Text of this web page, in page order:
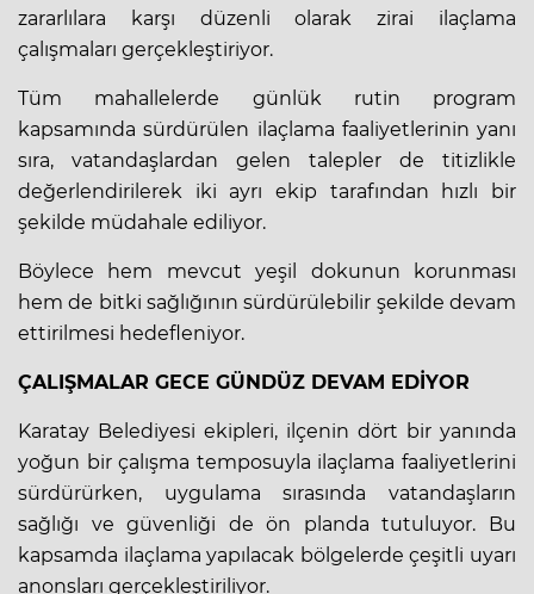
zararlılara karşı düzenli olarak zirai ilaçlama
çalışmaları gerçekleştiriyor.
Tüm mahallelerde günlük rutin program
kapsamında sürdürülen ilaçlama faaliyetlerinin yanı
sıra, vatandaşlardan gelen talepler de titizlikle
değerlendirilerek iki ayrı ekip tarafından hızlı bir
şekilde müdahale ediliyor.
Böylece hem mevcut yeşil dokunun korunması
hem de bitki sağlığının sürdürülebilir şekilde devam
ettirilmesi hedefleniyor.
ÇALIŞMALAR GECE GÜNDÜZ DEVAM EDİYOR
Karatay Belediyesi ekipleri, ilçenin dört bir yanında
yoğun bir çalışma temposuyla ilaçlama faaliyetlerini
sürdürürken, uygulama sırasında vatandaşların
sağlığı ve güvenliği de ön planda tutuluyor. Bu
kapsamda ilaçlama yapılacak bölgelerde çeşitli uyarı
anonsları gerçekleştiriliyor.